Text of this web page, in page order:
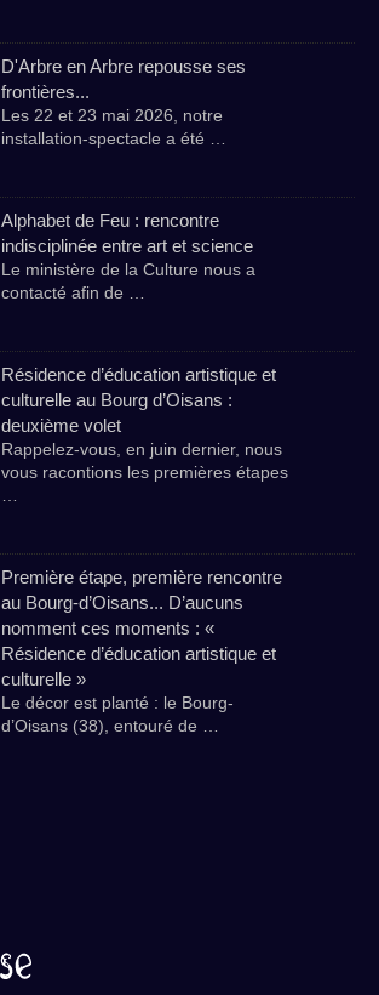
D'Arbre en Arbre repousse ses
frontières...
Les 22 et 23 mai 2026, notre
installation-spectacle a été …
Alphabet de Feu : rencontre
indisciplinée entre art et science
Le ministère de la Culture nous a
contacté afin de …
Résidence d’éducation artistique et
culturelle au Bourg d’Oisans :
deuxième volet
Rappelez-vous, en juin dernier, nous
vous racontions les premières étapes
…
Première étape, première rencontre
au Bourg-d’Oisans... D’aucuns
nomment ces moments : «
Résidence d’éducation artistique et
culturelle »
Le décor est planté : le Bourg-
d’Oisans (38), entouré de …